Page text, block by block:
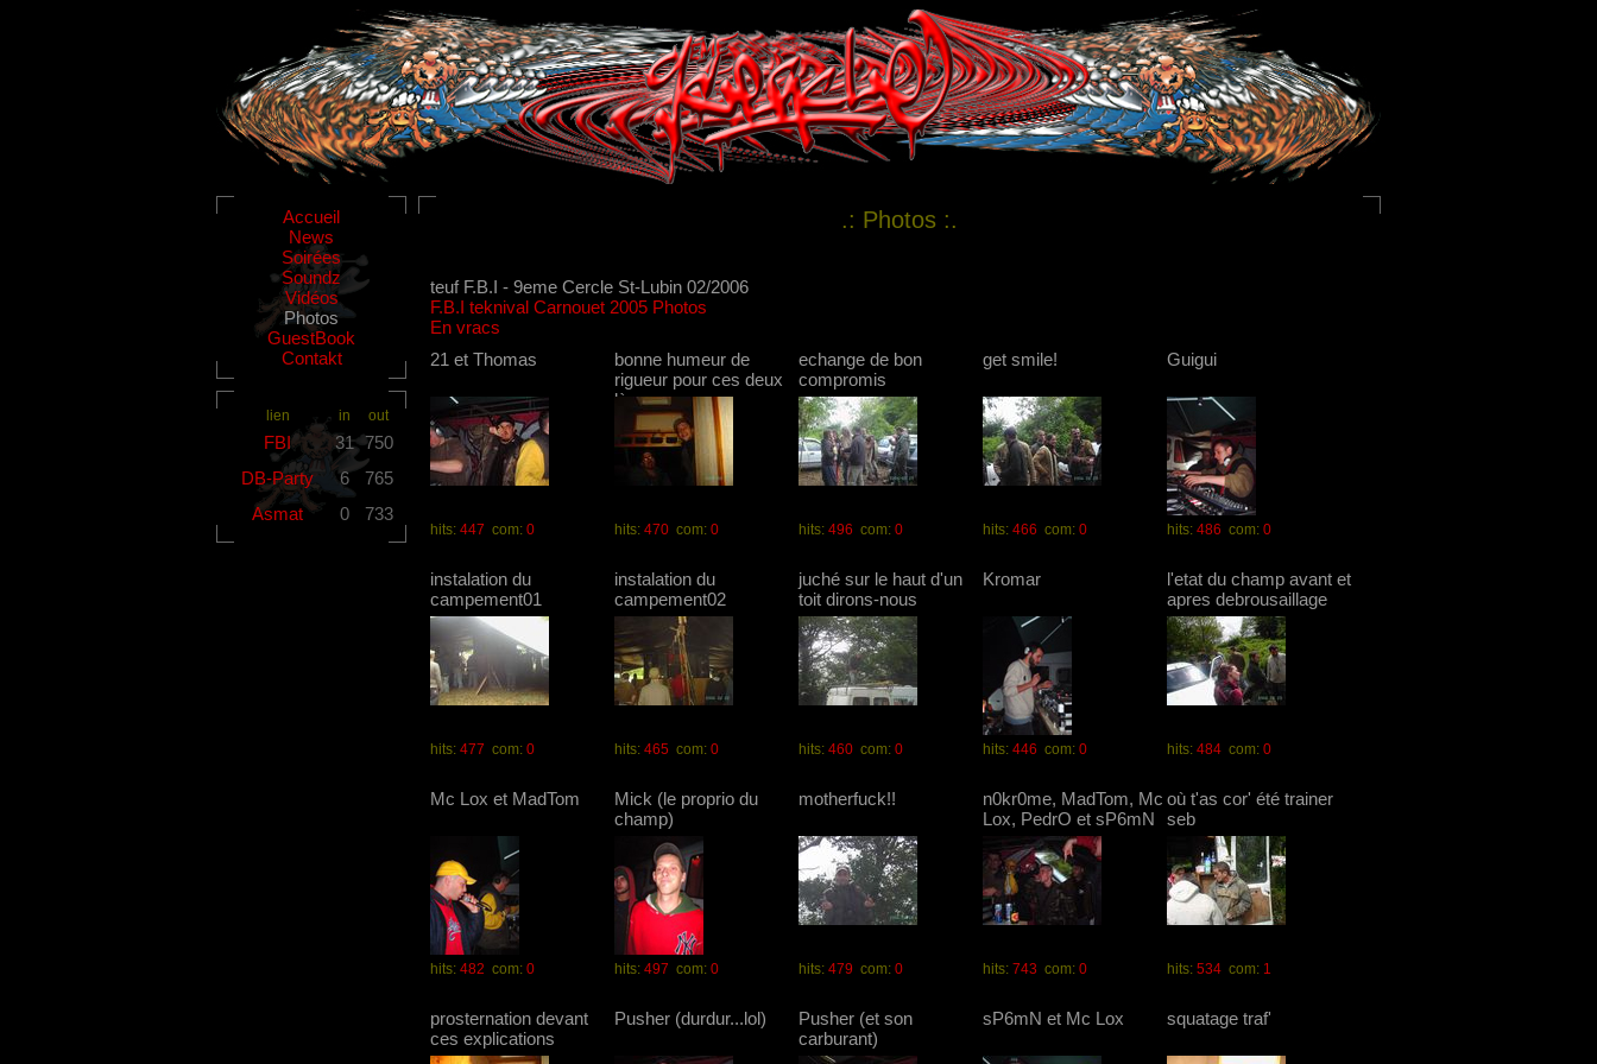
.: Photos :.
teuf F.B.I - 9eme Cercle St-Lubin 02/2006
F.B.I teknival Carnouet 2005 Photos
En vracs
21 et Thomas
hits: 447 com: 0
bonne humeur de
rigueur pour ces deux
là
hits: 470 com: 0
echange de bon
compromis
hits: 496 com: 0
get smile!
hits: 466 com: 0
Guigui
hits: 486 com: 0
instalation du
campement01
hits: 477 com: 0
instalation du
campement02
hits: 465 com: 0
juché sur le haut d'un
toit dirons-nous
hits: 460 com: 0
Kromar
hits: 446 com: 0
l'etat du champ avant et
apres debrousaillage
hits: 484 com: 0
Mc Lox et MadTom
hits: 482 com: 0
Mick (le proprio du
champ)
hits: 497 com: 0
motherfuck!!
hits: 479 com: 0
n0kr0me, MadTom, Mc
Lox, PedrO et sP6mN
hits: 743 com: 0
où t'as cor' été trainer
seb
hits: 534 com: 1
prosternation devant
ces explications
Pusher (durdur...lol)
Pusher (et son
carburant)
sP6mN et Mc Lox squatage traf'
Accueil
News
Soirées
Soundz
Vidéos
Photos
GuestBook
Contakt
lien in out
FBI 31 750
DB-Party
6
765
Asmat
0 733